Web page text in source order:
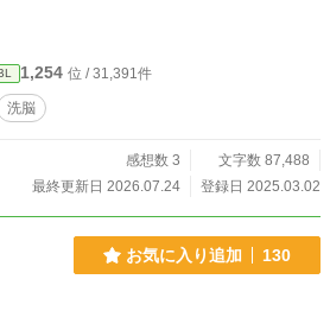
。」 優しく響
れる"治療"。それはただのカウンセリングでは
絡め取られ、常識が歪み、肉体までもが変えら
、"本当の治
ていた―― 果たして、天童義和の"治療"とは一
1,254 位 / 31,391件
洗脳
感想数 3
文字数 87,488
最終更新日 2026.07.24
登録日 2025.03.02
お気に入り追加 130